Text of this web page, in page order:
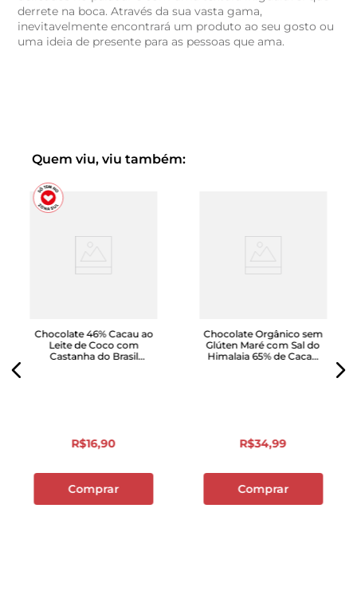
derrete na boca. Através da sua vasta gama,
inevitavelmente encontrará um produto ao seu gosto ou
uma ideia de presente para as pessoas que ama.
Quem viu, viu também:
Chocolate 46% Cacau ao
Leite de Coco com
Castanha do Brasil
R$16,90
Comprar
Chocolate Orgânico sem
Glúten Maré com Sal do
Himalaia 65% de Cacau
R$34,99
Comprar